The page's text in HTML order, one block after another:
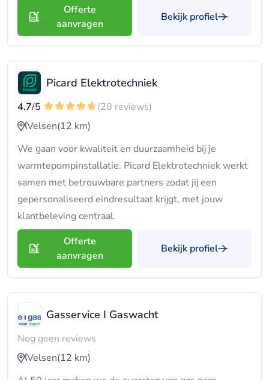
Offerte
aanvragen
Bekijk profiel
Picard Elektrotechniek
4.7/5
(20 reviews)
Velsen(12 km)
We gaan voor kwaliteit en duurzaamheid bij je
warmtepompinstallatie. Picard Elektrotechniek werkt
samen met betrouwbare partners zodat jij een
gepersonaliseerd eindresultaat krijgt, met jouw
klantbeleving centraal.
Offerte
aanvragen
Bekijk profiel
Gasservice I Gaswacht
Nog geen reviews
Velsen(12 km)